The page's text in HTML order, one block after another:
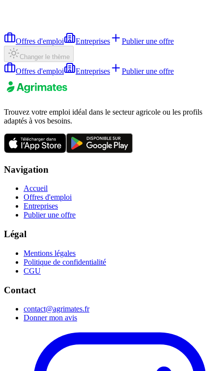
Offres d'emploi Entreprises Publier une offre
Changer le thème
Offres d'emploi Entreprises Publier une offre
Trouvez votre emploi idéal dans le secteur agricole ou les profils
adaptés à vos besoins.
Navigation
Accueil
Offres d'emploi
Entreprises
Publier une offre
Légal
Mentions légales
Politique de confidentialité
CGU
Contact
contact@agrimates.fr
Donner mon avis